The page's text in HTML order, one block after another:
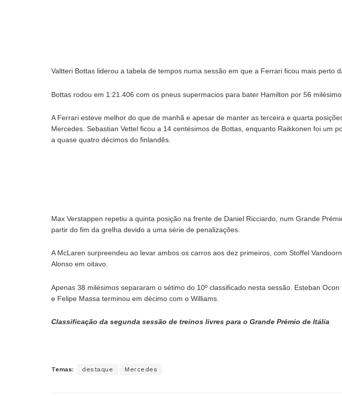
Valtteri Bottas liderou a tabela de tempos numa sessão em que a Ferrari ficou mais perto
Bottas rodou em 1:21.406 com os pneus supermacios para bater Hamilton por 56
A Ferrari esteve melhor do que de manhã e apesar de manter as terceira e quarta
Mercedes. Sebastian Vettel ficou a 14 centésimos de Bottas, enquanto Raikkonen foi um
a quase quatro décimos do finlandês.
Max Verstappen repetiu a quinta posição na frente de Daniel Ricciardo, num Grande
partir do fim da grelha devido a uma série de penalizações.
A McLaren surpreendeu ao levar ambos os carros aos dez primeiros, com Stoffel
Alonso em oitavo.
Apenas 38 milésimos separaram o sétimo do 10º classificado nesta sessão. Esteban
e Felipe Massa terminou em décimo com o Williams.
Classificação da segunda sessão de treinos livres para o Grande Prémio de Itália
Temas: destaque Mercedes